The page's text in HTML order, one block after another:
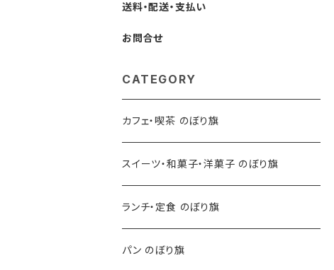
送料・配送・支払い
お問合せ
CATEGORY
カフェ・喫茶 のぼり旗
スイーツ・和菓子・洋菓子 のぼり旗
ランチ・定食 のぼり旗
パン のぼり旗